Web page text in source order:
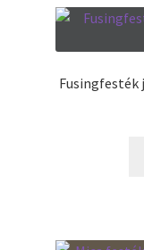
Fusingfesték